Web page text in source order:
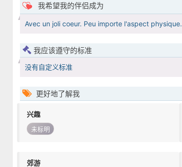
我希望我的伴侣成为
Avec un joli coeur. Peu importe l'aspect physique.
我应该遵守的标准
没有自定义标准
更好地了解我
兴趣
未标明
郊游